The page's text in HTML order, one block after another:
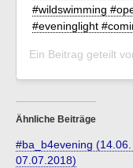
#wildswimming
#eveninglight
Ein Beitrag geteilt
Ähnliche Beiträge
#ba_b4evening
07.07.2018)